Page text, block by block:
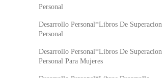
Personal
Desarrollo Personal*Libros De Superacion
Personal
Desarrollo Personal*Libros De Superacion
Personal Para Mujeres